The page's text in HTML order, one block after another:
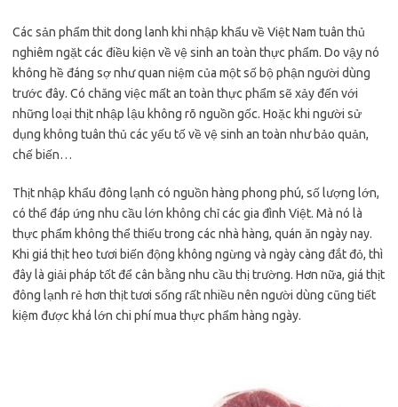
Các sản phẩm thit dong lanh khi nhập khẩu về Việt Nam tuân thủ
nghiêm ngặt các điều kiện về vệ sinh an toàn thực phẩm. Do vậy nó
không hề đáng sợ như quan niệm của một số bộ phận người dùng
trước đây. Có chăng việc mất an toàn thực phẩm sẽ xảy đến với
những loại thịt nhập lậu không rõ nguồn gốc. Hoặc khi người sử
dụng không tuân thủ các yếu tố về vệ sinh an toàn như bảo quản,
chế biến…
Thịt nhập khẩu đông lạnh có nguồn hàng phong phú, số lượng lớn,
có thể đáp ứng nhu cầu lớn không chỉ các gia đình Việt. Mà nó là
thực phẩm không thể thiếu trong các nhà hàng, quán ăn ngày nay.
Khi giá thịt heo tươi biến động không ngừng và ngày càng đắt đỏ, thì
đây là giải pháp tốt để cân bằng nhu cầu thị trường. Hơn nữa, giá thịt
đông lạnh rẻ hơn thịt tươi sống rất nhiều nên người dùng cũng tiết
kiệm được khá lớn chi phí mua thực phẩm hàng ngày.